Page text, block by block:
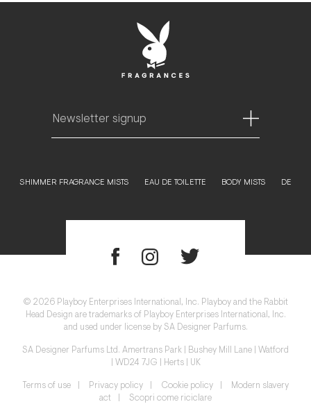
SHIMMER FRAGRANCE MISTS EAU DE TOILETTE BODY MISTS DE
©️ 2026 Playboy Enterprises International, Inc. Playboy and the Rabbit
Head Design are trademarks of Playboy Enterprises International, Inc.
and used under license by SA Designer Parfums.
SA Designer Parfums Ltd. Amertrans Park | Bushey Mill Lane | Watford
| WD24 7JG | Herts | UK
Terms of use Privacy policy Cookie policy
Modern slavery
act
Scopri come riciclare